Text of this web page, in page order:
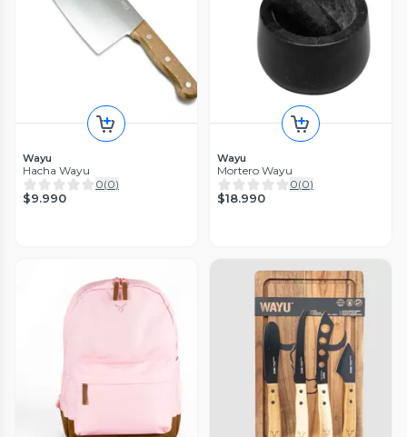
Wayu
Hacha Wayu
0(0)
$9.990
Wayu
Mortero Wayu
0(0)
$18.990